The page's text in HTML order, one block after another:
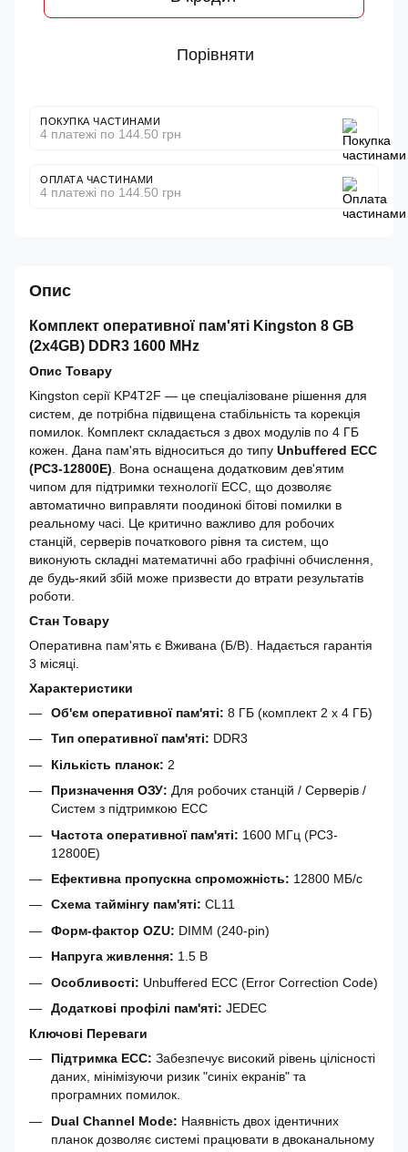
Порівняти
ПОКУПКА ЧАСТИНАМИ
4 платежі по 144.50 грн
ОПЛАТА ЧАСТИНАМИ
4 платежі по 144.50 грн
Опис
Комплект оперативної пам'яті Kingston 8 GB
(2x4GB) DDR3 1600 MHz
Опис Товару
Kingston серії KP4T2F — це спеціалізоване рішення для
систем, де потрібна підвищена стабільність та корекція
помилок. Комплект складається з двох модулів по 4 ГБ
кожен. Дана пам'ять відноситься до типу Unbuffered ECC
(PC3-12800E) . Вона оснащена додатковим дев'ятим
чипом для підтримки технології ECC, що дозволяє
автоматично виправляти поодинокі бітові помилки в
реальному часі. Це критично важливо для робочих
станцій, серверів початкового рівня та систем, що
виконують складні математичні або графічні обчислення,
де будь-який збій може призвести до втрати результатів
роботи.
Стан Товару
Оперативна пам'ять є Вживана (Б/В). Надається гарантія
3 місяці.
Характеристики
Об'єм оперативної пам'яті: 8 ГБ (комплект 2 x 4 ГБ)
Тип оперативної пам'яті: DDR3
Кількість планок: 2
Призначення ОЗУ: Для робочих станцій / Серверів /
Систем з підтримкою ECC
Частота оперативної пам'яті: 1600 МГц (PC3-
12800E)
Ефективна пропускна спроможність: 12800 МБ/с
Схема таймінгу пам'яті: CL11
Форм-фактор OZU: DIMM (240-pin)
Напруга живлення: 1.5 В
Особливості: Unbuffered ECC (Error Correction Code)
Додаткові профілі пам'яті: JEDEC
Ключові Переваги
Підтримка ECC: Забезпечує високий рівень цілісності
даних, мінімізуючи ризик "синіх екранів" та
програмних помилок.
Dual Channel Mode: Наявність двох ідентичних
планок дозволяє системі працювати в двоканальному